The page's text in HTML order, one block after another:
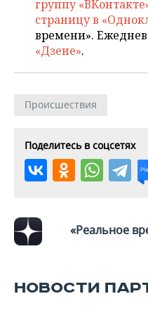
ТЕЛЕКОММУНИКАЦИИ
БИЗНЕС-БРАНЧИ
ONLINE-КОНФЕРЕНЦИИ
ОТКРЫТАЯ ЛЕКЦИЯ
ФУТБОЛ
ХОККЕЙ
БАСКЕТБОЛ
ВОЛЕЙБОЛ
КИБЕРСПОРТ
ФИГУРНОЕ КАТАНИЕ
ХОККЕЙ С МЯЧОМ
НОВОСТИ ОБЩЕСТВА
ВЛАСТЬ
ИНФРАСТРУКТУРА
ИСТОРИЯ
КУЛЬТУРА
МЕДИЦИНА
ПРОИСШЕСТВИЯ
ФОТОГАЛЕРЕЯ
СЮЖЕТЫ
СПРАВОЧНИК
СПИСОК ПЕРСОН
СПИСОК КОМПАНИЙ
ПОЛНАЯ ВЕРСИЯ
группу
страницу в
времени».
«Дзене».
Происшествия
Поделитесь в соцсетях
«Реальное
НОВОСТИ